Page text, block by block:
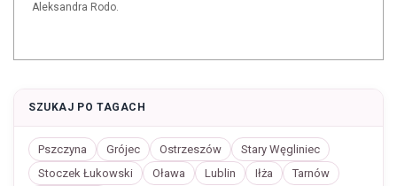
Aleksandra Rodo.
SZUKAJ PO TAGACH
Pszczyna Grójec Ostrzeszów
Stary Węgliniec
Stoczek Łukowski
Oława Lublin Iłża Tarnów